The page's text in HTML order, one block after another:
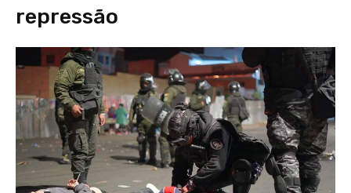
repressão